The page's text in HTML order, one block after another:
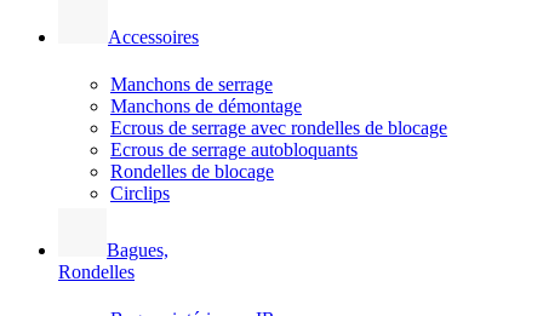
Accessoires
Manchons de serrage
Manchons de démontage
Ecrous de serrage avec rondelles de blocage
Ecrous de serrage autobloquants
Rondelles de blocage
Circlips
Bagues,
Rondelles